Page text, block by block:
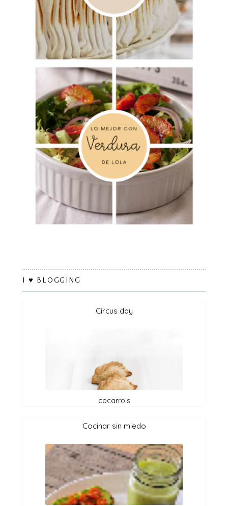
I ♥ BLOGGING
circus day
cocarrois
cocinar sin miedo